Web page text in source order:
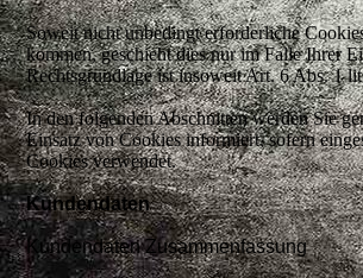
Soweit nicht unbedingt erforderliche
kommen, geschieht dies nur im Falle Ihrer
Rechtsgrundlage ist insoweit Art. 6 Abs. 1
In den folgenden Abschnitten werden Sie
Einsatz von Cookies informiert, sofern
Cookies verwendet.
Kundendaten
Kundendaten Zusammenfassung